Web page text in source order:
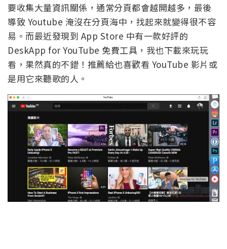
要收集大量資訊關係，通常分頁都會越開越多，最後
導致 Youtube 淹沒在分頁海中，找起來就變得很不容
易。而最近發現到 App Store 中有一款好評的
DeskApp for YouTube 免費工具，我也下載來玩玩
看，果然真的不錯！推薦給也喜歡看 YouTube 影片或
是用它來聽歌的人。